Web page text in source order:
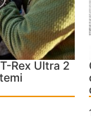
Rex Ultra 2